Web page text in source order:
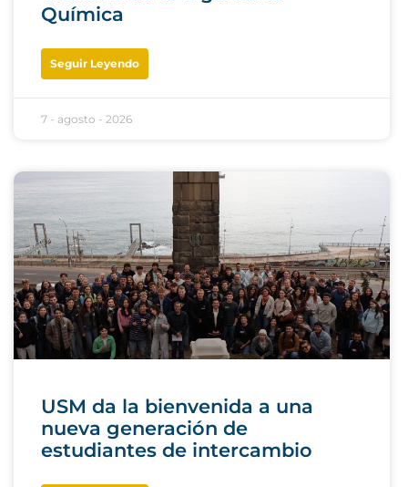
Química
Seguir Leyendo
7 - agosto - 2026
USM da la bienvenida a una
nueva generación de
estudiantes de intercambio